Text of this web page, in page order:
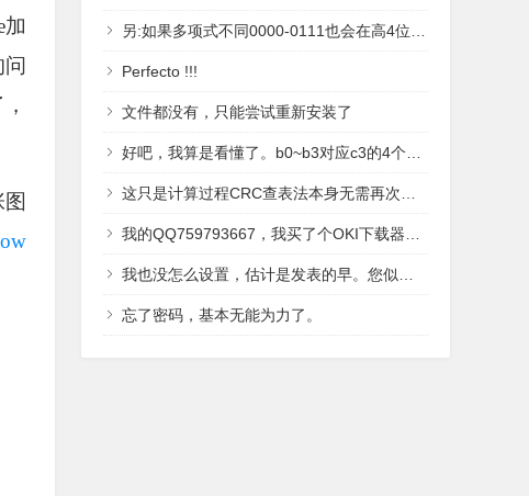
另:如果多项式不同0000-0111也会在高4位中多产生1.
Perfecto !!!
文件都没有，只能尝试重新安装了
好吧，我算是看懂了。b0~b3对应c3的4个位置，当前位置为1时等于poly对应的偏移值，否则为0；比如c3=1001，b3=Poly &lt;&lt;3; b2=0; b1 = 0; b0 = Poly &lt;&lt; 0计算驱动表的时候，是c3左移4个位置作为测试护具，也就是c3=10010000，因此，驱动表的值为：c3^b3^b2^b1 = 10010000^10011000^0^0^10011 = 1000^10011=11011^10011=1000感谢博主的文章！
这只是计算过程CRC查表法本身无需再次判断，得表的过程已经判断完了。
我的QQ759793667，我买了个OKI下载器，送的光盘里面有2016年翻译好的，IDE,LCD,还有内核，用户手册讲解的中文资料。
我也没怎么设置，估计是发表的早。您似乎并没有留下QQ。OKI有中文资料？？据我了解，只有496有中文吧。
忘了密码，基本无能为力了。